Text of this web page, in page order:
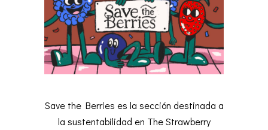
Save the Berries es la sección destinada a
la sustentabilidad en The Strawberry